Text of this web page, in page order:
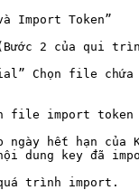
Import Token”
2 của qui
Chọn file
file import
hết hạn của
dung key đã
trình import.